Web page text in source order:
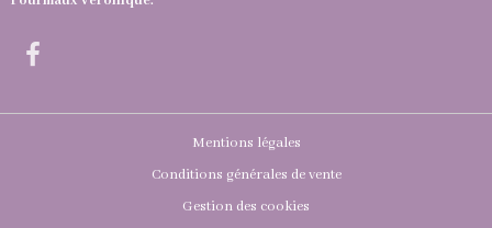
Mentions légales
Conditions générales de vente
Gestion des cookies